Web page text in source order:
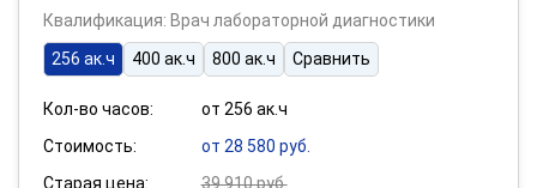
Квалификация: Врач лабораторной диагностики
256 ак.ч
400 ак.ч 800 ак.ч Сравнить
Кол-во часов:
от 256 ак.ч
Стоимость:
от 28 580 руб.
Старая цена:
39 910 руб.